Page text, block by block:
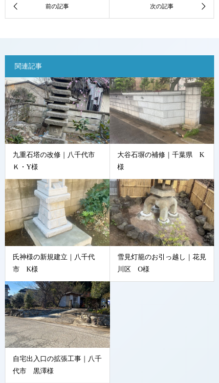
関連記事
九重石塔の改修｜八千代市
Ｋ・Y様
大谷石塀の補修｜千葉県 K
様
氏神様の新規建立｜八千代
市 K様
雪見灯籠のお引っ越し｜花見
川区 O様
自宅出入口の拡張工事｜八千
代市 黒澤様